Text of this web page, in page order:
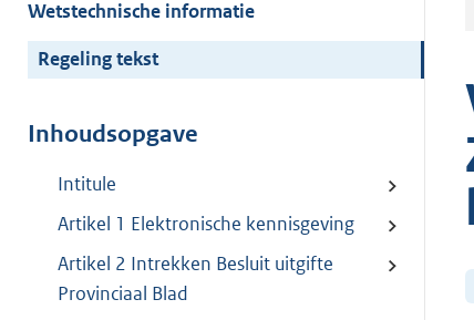
Wetstechnische informatie
Regeling tekst
Inhoudsopgave
Intitule
Artikel 1 Elektronische kennisgeving
Artikel 2 Intrekken Besluit uitgifte
Provinciaal Blad